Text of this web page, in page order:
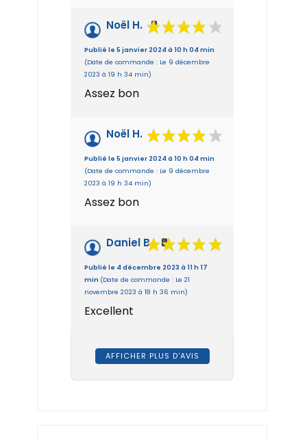
Noël H.
Publié le 5 janvier 2024 à 10 h 04 min
(Date de commande : Le 9 décembre
2023 à 19 h 34 min)
Assez bon
Noël H.
Publié le 5 janvier 2024 à 10 h 04 min
(Date de commande : Le 9 décembre
2023 à 19 h 34 min)
Assez bon
Daniel B.
Publié le 4 décembre 2023 à 11 h 17
min (Date de commande : Le 21
novembre 2023 à 18 h 36 min)
Excellent
AFFICHER PLUS D'AVIS